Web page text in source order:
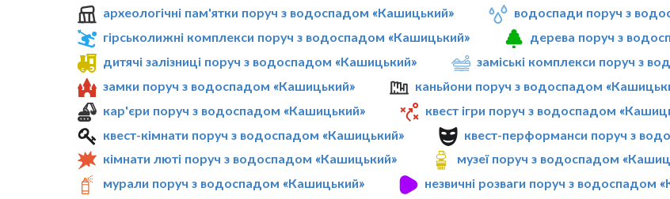
археологічні пам'ятки поруч з водоспадом «Кашицький»
водоспади поруч з
гірськолижні комплекси поруч з водоспадом «Кашицький»
дерева поруч з
дитячі залізниці поруч з водоспадом «Кашицький»
заміські комплекси поруч з
замки поруч з водоспадом «Кашицький»
каньйони поруч з водоспадом
кар'єри поруч з водоспадом «Кашицький»
квест ігри поруч з водоспадом
квест-кімнати поруч з водоспадом «Кашицький»
квест-перформанси поруч з
кімнати люті поруч з водоспадом «Кашицький»
музеї поруч з водоспадом
мурали поруч з водоспадом «Кашицький»
незвичні розваги поруч з водоспадом